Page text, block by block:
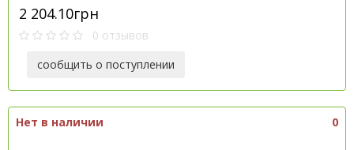
2 204.10грн
0 отзывов
сообщить о поступлении
Нет в наличии 0